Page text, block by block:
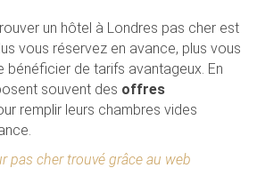
un hôtel à Londres pas cher est
vous réservez en avance, plus vous
bénéficier de tarifs avantageux. En
souvent des offres
remplir leurs chambres vides
pas cher trouvé grâce au web